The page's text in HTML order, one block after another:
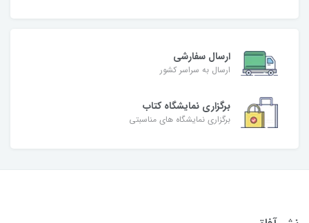
ارسال سفارشی
ارسال به سراسر کشور
برگزاری نمایشگاه کتاب
برگزاری نمایشگاه های مناسبتی